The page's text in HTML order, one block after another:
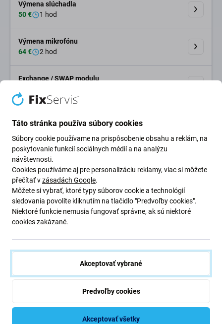
Výmena slúchadla
50 €
1 hod
Výmena mikrofónu
64 €
2 hod
Exchange / SWAP modulu
od 20 € do 60 €
24 hod
Oprava Face ID
170 €
240 hod
4.8 Najlepšie hodnotený
Najlepšie hodnotenie naGooglena Slovensku. Ďakujeme za
dôveru.
Servisná centrála otvorená 9:00 - 19:00
Pre každú opravu ponúkame záruku na prácu technika aj
Táto stránka používa súbory cookies
Súbory cookie používame na prispôsobenie obsahu a reklám, na
poskytovanie funkcií sociálnych médií a na analýzu
návštevnosti.
Cookies používáme aj pre personalizáciu reklamy, viac si môžete
přečítať vzásadách Google.
Môžete si vybrať, ktoré typy súborov cookie a technológií
sledovania povolíte kliknutím na tlačidlo "Predvoľby cookies".
Niektoré funkcie nemusia fungovať správne, ak sú niektoré
cookies zakázané.
Akceptovať vybrané
Predvoľby cookies
Akceptovať všetky